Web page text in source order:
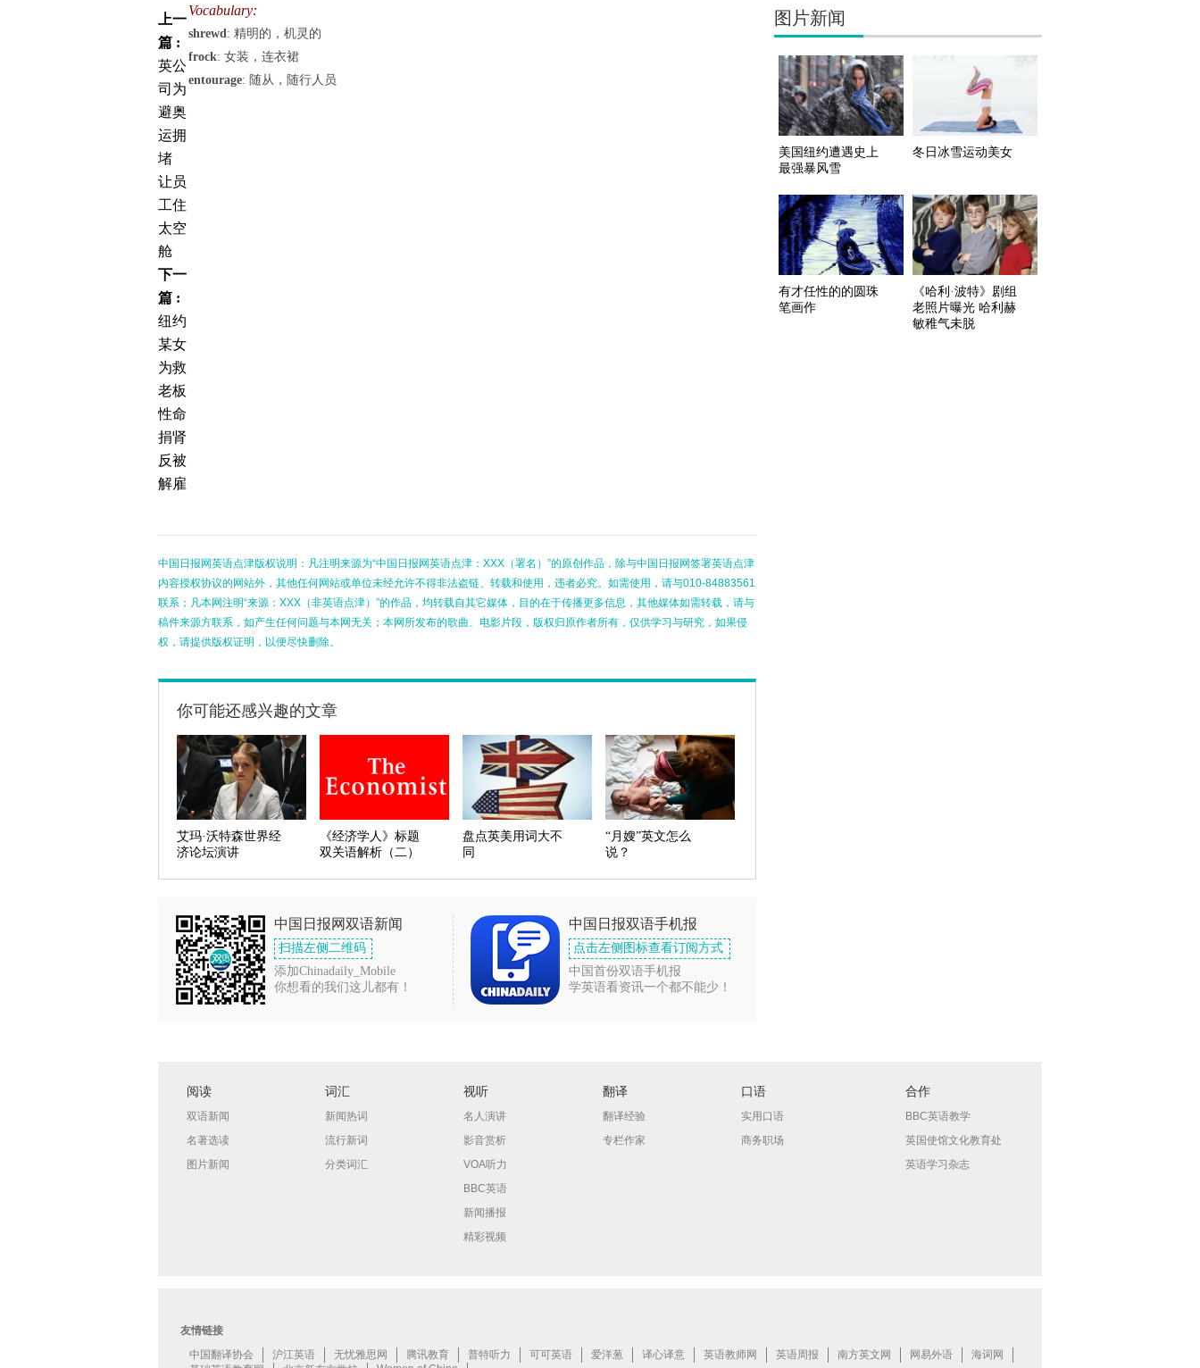
Vocabulary:
shrewd: 精明的，机灵的
frock: 女装，连衣裙
entourage: 随从，随行人员
上一
篇 :
英公
司为
避奥
运拥
堵
让员
工住
太空
舱
下一
篇 :
纽约
某女
为救
老板
性命
捐肾
反被
解雇
中国日报网英语点津版权说明：凡注明来源为“中国日报网英语点津：XXX（署名）”的原创作品，除与中国日报网签署英语点津
内容授权协议的网站外，其他任何网站或单位未经允许不得非法盗链、转载和使用，违者必究。如需使用，请与010-84883561
联系；凡本网注明“来源：XXX（非英语点津）”的作品，均转载自其它媒体，目的在于传播更多信息，其他媒体如需转载，请与
稿件来源方联系，如产生任何问题与本网无关；本网所发布的歌曲、电影片段，版权归原作者所有，仅供学习与研究，如果侵
权，请提供版权证明，以便尽快删除。
你可能还感兴趣的文章
艾玛·沃特森世界经
济论坛演讲
《经济学人》标题
双关语解析（二）
盘点英美用词大不
同
“月嫂”英文怎么
说？
中国日报网双语新闻
扫描左侧二维码
添加Chinadaily_Mobile
你想看的我们这儿都有！
中国日报双语手机报
点击左侧图标查看订阅方式
中国首份双语手机报
学英语看资讯一个都不能少！
图片新闻
美国纽约遭遇史上
最强暴风雪
冬日冰雪运动美女
有才任性的的圆珠
笔画作
《哈利·波特》剧组
老照片曝光 哈利赫
敏稚气未脱
阅读
双语新闻
名著选读
图片新闻
词汇
新闻热词
流行新词
分类词汇
视听
名人演讲
影音赏析
VOA听力
BBC英语
新闻播报
精彩视频
翻译
翻译经验
专栏作家
口语
实用口语
商务职场
合作
BBC英语教学
英国使馆文化教育处
英语学习杂志